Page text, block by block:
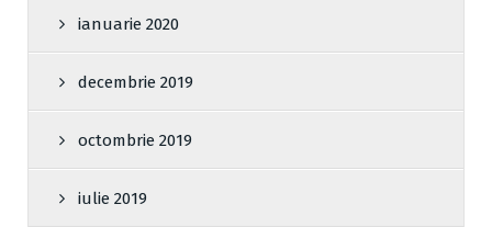
ianuarie 2020
decembrie 2019
octombrie 2019
iulie 2019